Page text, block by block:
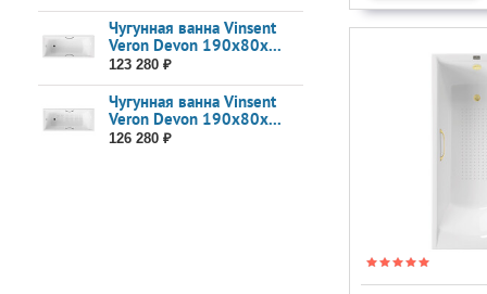
Чугунная ванна Vinsent
Veron Devon 190x80x...
123 280 ₽
Чугунная ванна Vinsent
Veron Devon 190x80x...
126 280 ₽